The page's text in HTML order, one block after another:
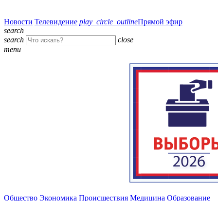
Новости Телевидение play_circle_outlineПрямой эфир
search
search
close
menu
Общество Экономика Происшествия Медицина Образование